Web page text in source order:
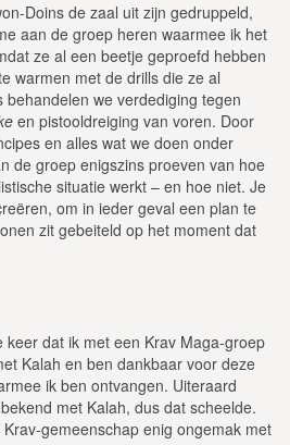
Doins de zaal uit zijn gedruppeld,
aan de groep heren waarmee ik het
ze al een beetje geproefd hebben
warmen met de drills die ze al
we verdediging tegen
en pistooldreiging van voren. Door
en alles wat we doen onder
de groep enigszins proeven van hoe
situatie werkt – en hoe niet. Je
om in ieder geval een plan te
zit gebeiteld op het moment dat
keer dat ik met een Krav Maga-groep
Kalah en ben dankbaar voor deze
ik ben ontvangen. Uiteraard
met Kalah, dus dat scheelde.
gemeenschap enig ongemak met